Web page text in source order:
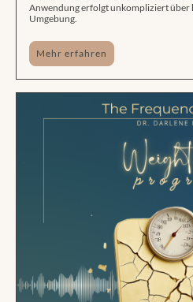
Anwendung erfolgt unkompliziert
Umgebung.
Mehr erfahren